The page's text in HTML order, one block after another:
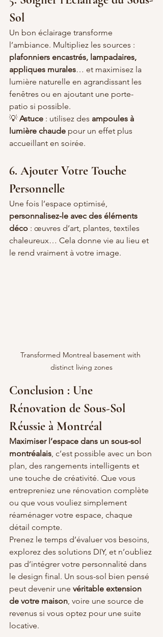
Sol
Un bon éclairage transforme
l’ambiance. Multipliez les sources :
plafonniers encastrés, lampadaires,
appliques murales… et maximisez la
lumière naturelle en agrandissant les
fenêtres ou en ajoutant une porte-
patio si possible.
💡 Astuce : utilisez des ampoules à
lumière chaude pour un effet plus
accueillant en soirée.
6. Ajouter Votre Touche
Personnelle
Une fois l’espace optimisé,
personnalisez-le avec des éléments
déco : œuvres d’art, plantes, textiles
chaleureux… Cela donne vie au lieu et
le rend vraiment à votre image.
Transformed Montreal basement with
distinct living zones
Conclusion : Une
Rénovation de Sous-Sol
Réussie à Montréal
Maximiser l’espace dans un sous-sol
montréalais, c’est possible avec un bon
plan, des rangements intelligents et
une touche de créativité. Que vous
entrepreniez une rénovation complète
ou que vous vouliez simplement
réaménager votre espace, chaque
détail compte.
Prenez le temps d’évaluer vos besoins,
explorez des solutions DIY, et n’oubliez
pas d’intégrer votre personnalité dans
le design final. Un sous-sol bien pensé
peut devenir une véritable extension
de votre maison, voire une source de
revenus si vous optez pour une suite
locative.